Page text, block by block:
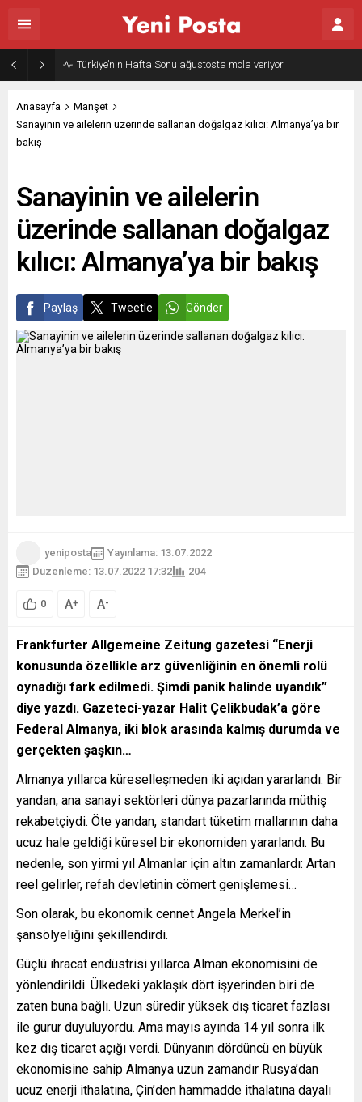
Gazze’nin geleceği: Teknokratik kontrol mü, kolonializm mi?
Anasayfa
Manşet
Sanayinin ve ailelerin üzerinde sallanan doğalgaz kılıcı: Almanya’ya bir
bakış
Sanayinin ve ailelerin
üzerinde sallanan doğalgaz
kılıcı: Almanya’ya bir bakış
Paylaş Tweetle Gönder
yeniposta
Yayınlama: 13.07.2022
Düzenleme: 13.07.2022 17:32
204
0 A+ A-
Frankfurter Allgemeine Zeitung gazetesi “Enerji
konusunda özellikle arz güvenliğinin en önemli rolü
oynadığı fark edilmedi. Şimdi panik halinde uyandık”
diye yazdı. Gazeteci-yazar Halit Çelikbudak’a göre
Federal Almanya, iki blok arasında kalmış durumda ve
gerçekten şaşkın…
Almanya yıllarca küreselleşmeden iki açıdan yararlandı. Bir
yandan, ana sanayi sektörleri dünya pazarlarında müthiş
rekabetçiydi. Öte yandan, standart tüketim mallarının daha
ucuz hale geldiği küresel bir ekonomiden yararlandı. Bu
nedenle, son yirmi yıl Almanlar için altın zamanlardı: Artan
reel gelirler, refah devletinin cömert genişlemesi…
Son olarak, bu ekonomik cennet Angela Merkel’in
şansölyeliğini şekillendirdi.
Güçlü ihracat endüstrisi yıllarca Alman ekonomisini de
yönlendirildi. Ülkedeki yaklaşık dört işyerinden biri de
zaten buna bağlı. Uzun süredir yüksek dış ticaret fazlası
ile gurur duyuluyordu. Ama mayıs ayında 14 yıl sonra ilk
kez dış ticaret açığı verdi. Dünyanın dördüncü en büyük
ekonomisine sahip Almanya uzun zamandır Rusya’dan
ucuz enerji ithalatına, Çin’den hammadde ithalatına dayalı